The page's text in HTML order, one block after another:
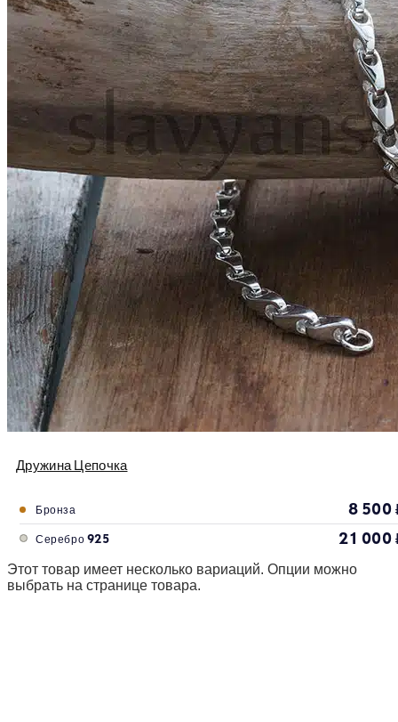
Дружина Цепочка
Бронза 8 500
Серебро 925 21 000
Этот товар имеет несколько вариаций. Опции можно
выбрать на странице товара.